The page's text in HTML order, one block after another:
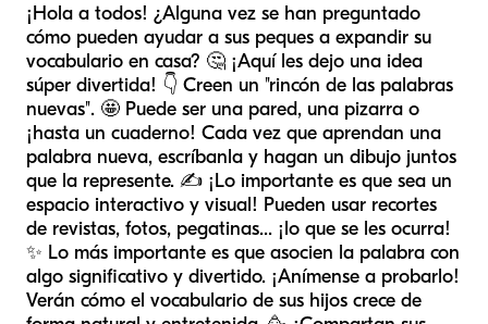
¡Hola a todos! ¿Alguna vez se han preguntado
cómo pueden ayudar a sus peques a expandir su
vocabulario en casa? 🤔 ¡Aquí les dejo una idea
súper divertida! 👇 Creen un "rincón de las palabras
nuevas". 🤩 Puede ser una pared, una pizarra o
¡hasta un cuaderno! Cada vez que aprendan una
palabra nueva, escríbanla y hagan un dibujo juntos
que la represente. ✍️ ¡Lo importante es que sea un
espacio interactivo y visual! Pueden usar recortes
de revistas, fotos, pegatinas... ¡lo que se les ocurra!
✨ Lo más importante es que asocien la palabra con
algo significativo y divertido. ¡Anímense a probarlo!
Verán cómo el vocabulario de sus hijos crece de